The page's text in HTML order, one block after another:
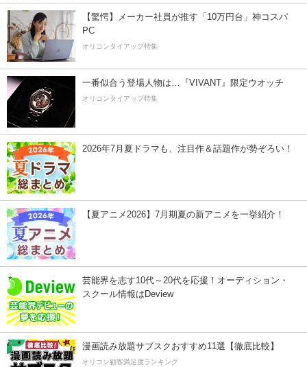
【驚愕】メーカー社員が推す「10万円台」神コスパ
PC
オリコンタイアップ特集
一番似合う登場人物は…『VIVANT』限定ウオッチ
オリコンタイアップ特集
2026年7月夏ドラマも、注目作＆話題作が勢ぞろい！
【夏アニメ2026】7月期夏の新アニメを一挙紹介！
芸能界を志す10代～20代を応援！オーディション・
スクール情報はDeview
漫画読み放題サブスクおすすめ11選【徹底比較】
オリコン顧客満足度ランキング